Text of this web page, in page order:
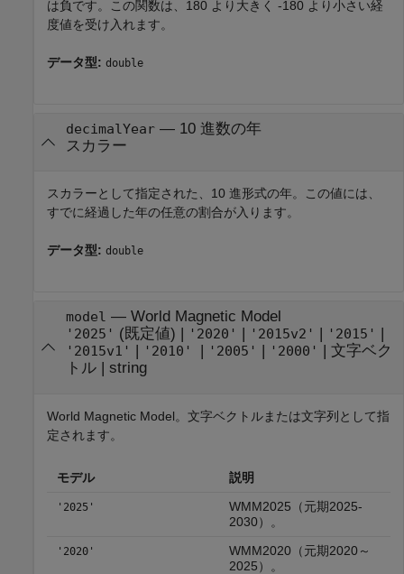
は負です。この関数は、180 より大きく -180 より小さい経
度値を受け入れます。
データ型: double
decimalYear— 10 進数の年
スカラー
スカラーとして指定された、10 進形式の年。この値には、
すでに経過した年の任意の割合が入ります。
データ型: double
model — World Magnetic Model
'2025' (既定値) | '2020' | '2015v2' | '2015' |
'2015v1' | '2010' | '2005' | '2000' | 文字ベク
トル| string
World Magnetic Model。文字ベクトルまたは文字列として指
定されます。
モデル 説明
'2025'
WMM2025（元期2025-
2030）。
'2020'
WMM2020（元期2020～
2025）。